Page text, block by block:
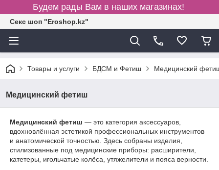
Будем рады Вам в наших магазинах!
Секс шоп "Eroshop.kz"
Товары и услуги БДСМ и Фетиш Медицинский
Медицинский фетиш
Медицинский фетиш — это категория аксессуаров,
вдохновлённая эстетикой профессиональных инструментов
и анатомической точностью. Здесь собраны изделия,
стилизованные под медицинские приборы: расширители,
катетеры, игольчатые колёса, утяжелители и пояса верности.